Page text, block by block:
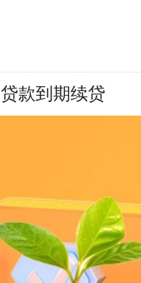
贷款到期续贷